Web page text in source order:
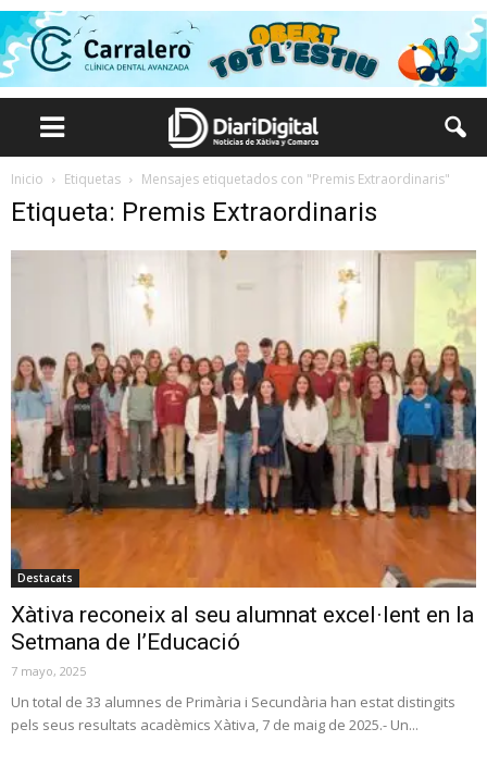
Inicio Etiquetas Mensajes etiquetados con "Premis Extraordinaris"
Etiqueta: Premis Extraordinaris
Destacats
Xàtiva reconeix al seu alumnat excel·lent en la
Setmana de l’Educació
7 mayo, 2025
Un total de 33 alumnes de Primària i Secundària han estat distingits
pels seus resultats acadèmics Xàtiva, 7 de maig de 2025.- Un...